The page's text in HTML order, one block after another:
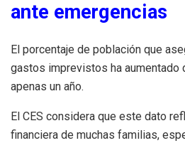
ante emergencias
El porcentaje de población que
gastos imprevistos ha aumentado
apenas un año.
El CES considera que este dato
financiera de muchas familias,